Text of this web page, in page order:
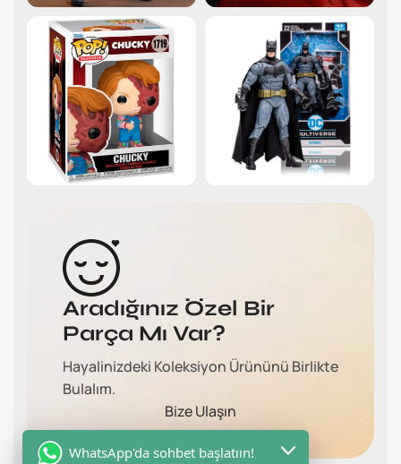
Aradığınız Özel Bir
Parça Mı Var?
Hayalinizdeki Koleksiyon Ürününü Birlikte
Bulalım.
Bize Ulaşın
WhatsApp'da sohbet başlatıın!